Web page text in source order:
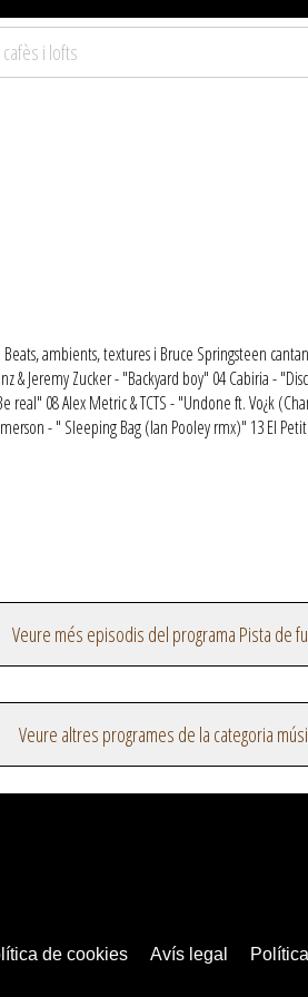
i lofts
ambients, textures i Bruce Springsteen
Jeremy Zucker - "Backyard boy" 04 Cabiria -
08 Alex Metric & TCTS - "Undone ft. Vo¿k
- " Sleeping Bag (Ian Pooley rmx)" 13 El
Veure més episodis del programa Pista de
Veure altres programes de la categoria
de cookies Avís legal